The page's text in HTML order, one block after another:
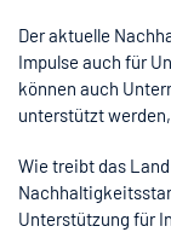
Der aktuelle
Impulse auch für
können auch
unterstützt
Wie treibt das
Unterstützung für